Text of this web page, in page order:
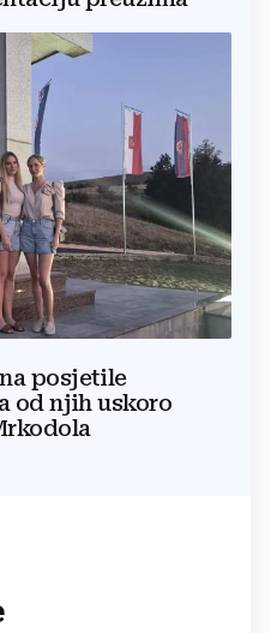
posjetile
od njih uskoro